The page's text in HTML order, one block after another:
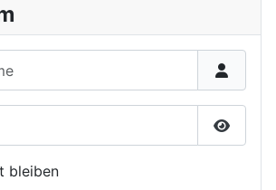
bleiben